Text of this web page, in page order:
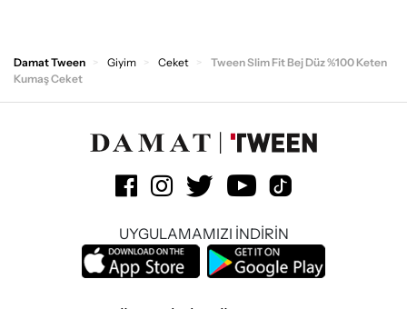
Damat Tween Giyim Ceket
Tween Slim Fit Bej Düz %100 Keten
Kumaş Ceket
UYGULAMAMIZI İNDİRİN